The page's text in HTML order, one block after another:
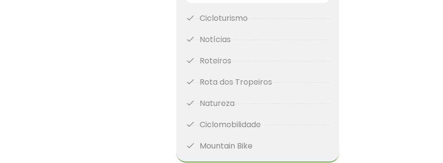
Cicloturismo
Notícias
Roteiros
Rota dos Tropeiros
Natureza
Ciclomobilidade
Mountain Bike